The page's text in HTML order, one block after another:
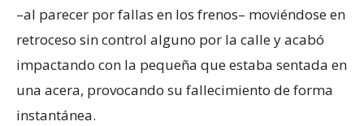
–al parecer por fallas en los frenos– moviéndose en
retroceso sin control alguno por la calle y acabó
impactando con la pequeña que estaba sentada en
una acera, provocando su fallecimiento de forma
instantánea.